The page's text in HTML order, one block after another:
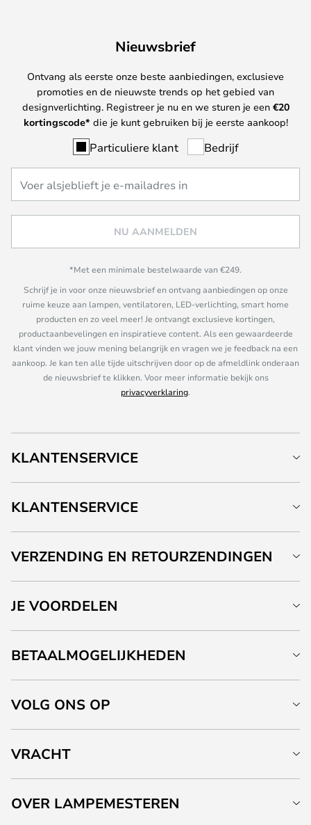
Nieuwsbrief
Ontvang als eerste onze beste aanbiedingen, exclusieve
promoties en de nieuwste trends op het gebied van
designverlichting. Registreer je nu en we sturen je een €20
kortingscode* die je kunt gebruiken bij je eerste aankoop!
Particuliere klant Bedrijf
NU AANMELDEN
*Met een minimale bestelwaarde van €249.
Schrijf je in voor onze nieuwsbrief en ontvang aanbiedingen op onze
ruime keuze aan lampen, ventilatoren, LED-verlichting, smart home
producten en zo veel meer! Je ontvangt exclusieve kortingen,
productaanbevelingen en inspiratieve content. Als een gewaardeerde
klant vinden we jouw mening belangrijk en vragen we je feedback na een
aankoop. Je kan ten alle tijde uitschrijven door op de afmeldlink onderaan
de nieuwsbrief te klikken. Voor meer informatie bekijk ons
privacyverklaring.
KLANTENSERVICE
KLANTENSERVICE
VERZENDING EN RETOURZENDINGEN
JE VOORDELEN
BETAALMOGELIJKHEDEN
VOLG ONS OP
VRACHT
OVER LAMPEMESTEREN